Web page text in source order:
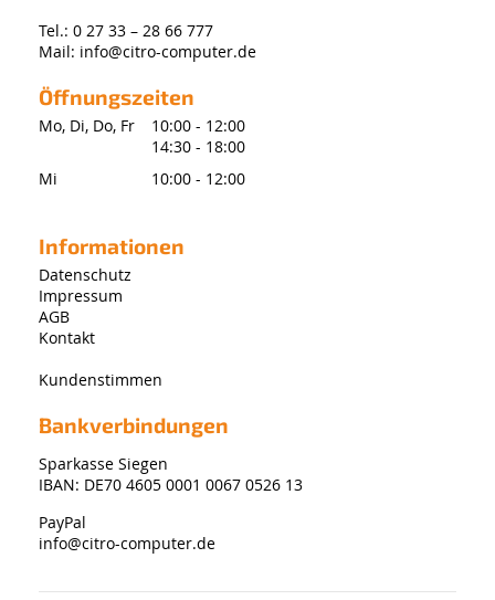
Tel.: 0 27 33 – 28 66 777
Mail: info@citro-computer.de
Öffnungszeiten
Mo, Di, Do, Fr
10:00 - 12:00
14:30 - 18:00
Mi
10:00 - 12:00
Informationen
Datenschutz
Impressum
AGB
Kontakt
Kundenstimmen
Bankverbindungen
Sparkasse Siegen
IBAN: DE70 4605 0001 0067 0526 13
PayPal
info@citro-computer.de